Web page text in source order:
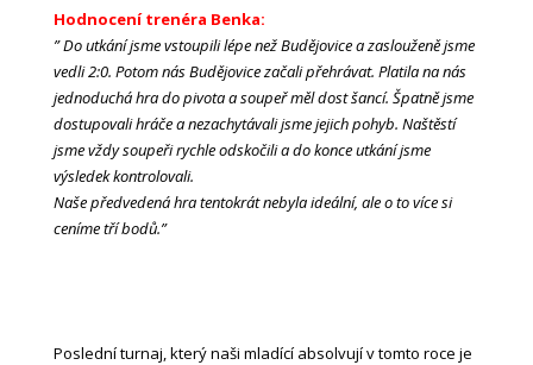
Hodnocení trenéra Benka:
” Do utkání jsme vstoupili lépe než Budějovice a zaslouženě jsme
vedli 2:0. Potom nás Budějovice začali přehrávat. Platila na nás
jednoduchá hra do pivota a soupeř měl dost šancí. Špatně jsme
dostupovali hráče a nezachytávali jsme jejich pohyb. Naštěstí
jsme vždy soupeři rychle odskočili a do konce utkání jsme
výsledek kontrolovali.
Naše předvedená hra tentokrát nebyla ideální, ale o to více si
ceníme tří bodů.”
Poslední turnaj, který naši mladící absolvují v tomto roce je